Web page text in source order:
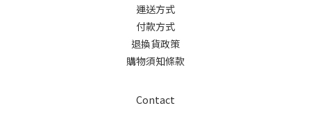
運送方式
付款方式
退換貨政策
購物須知條款
Contact